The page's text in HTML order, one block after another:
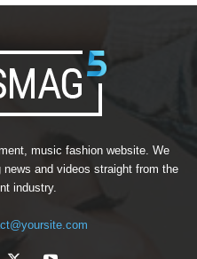
music fashion website. We
and videos straight from the
industry.